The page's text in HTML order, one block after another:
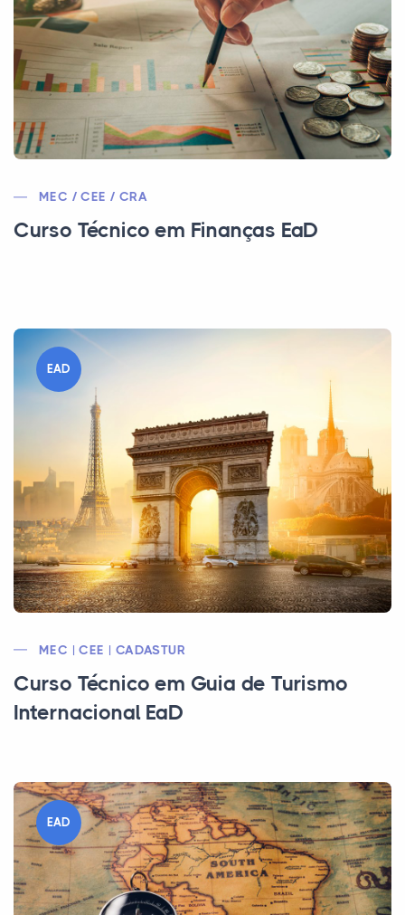
MEC / CEE / CRA
Curso Técnico em Finanças EaD
EAD
MEC | CEE | CADASTUR
Curso Técnico em Guia de Turismo
Internacional EaD
EAD